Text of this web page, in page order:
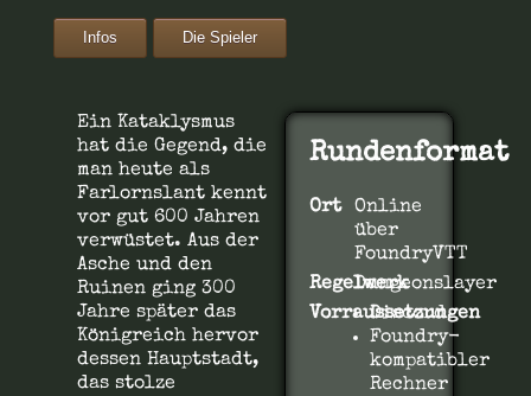
Infos Die Spieler
Ein Kataklysmus
hat die Gegend, die
man heute als
Farlornslant kennt
vor gut 600 Jahren
verwüstet. Aus der
Asche und den
Ruinen ging 300
Jahre später das
Königreich hervor
dessen Hauptstadt,
das stolze
Rundenformat
Ort
Online
über
FoundryVTT
Regelwerk
Dungeonslayer
Vorraussetzungen
Discord
Foundry-
kompatibler
Rechner